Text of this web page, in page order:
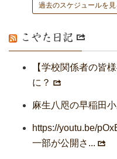
過去のスケジュールを見
こやた日記
【学校関係者の皆
に？
麻生八咫の早稲田小
https://youtu.be/
一部が公開さ...